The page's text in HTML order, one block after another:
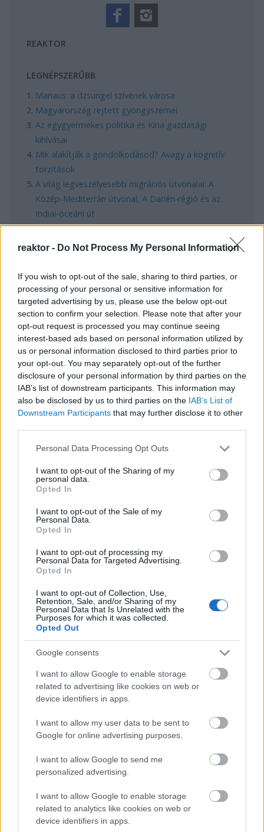
reaktor - Do Not Process My Personal Information
If you wish to opt-out of the sale, sharing to third parties, or
processing of your personal or sensitive information for
targeted advertising by us, please use the below opt-out
section to confirm your selection. Please note that after your
opt-out request is processed you may continue seeing
interest-based ads based on personal information utilized by
us or personal information disclosed to third parties prior to
your opt-out. You may separately opt-out of the further
disclosure of your personal information by third parties on the
IAB’s list of downstream participants. This information may
also be disclosed by us to third parties on the IAB’s List of
Downstream Participants that may further disclose it to other
Please note that this website/app uses one or more Google
not limited to your visit or usage behaviour. You may click to
grant or deny consent to Google and its third-party tags to
use your data for below specified purposes in below Google
consent section.
Personal Data Processing Opt Outs
I want to opt-out of the Sharing of my
personal data.
Opted In
I want to opt-out of the Sale of my
Personal Data.
Opted In
I want to opt-out of processing my
Personal Data for Targeted Advertising.
Opted In
I want to opt-out of Collection, Use,
Retention, Sale, and/or Sharing of my
Personal Data that Is Unrelated with the
Purposes for which it was collected.
Opted Out
Google consents
I want to allow Google to enable storage
related to advertising like cookies on web or
device identifiers in apps.
I want to allow my user data to be sent to
Google for online advertising purposes.
I want to allow Google to send me
personalized advertising.
I want to allow Google to enable storage
related to analytics like cookies on web or
device identifiers in apps.
REAKTOR
LEGNÉPSZERŰBB
Manaus: a dzsungel szívének városa
Magyarország rejtett gyöngyszemei
Az egygyermekes politika és Kína gazdasági
kihívásai
Mik alakítják a gondolkodásod? Avagy a kognitív
torzítások
A világ legveszélyesebb migrációs útvonalai: A
Közép-Mediterrán útvonal, A Darién-régió és az
Indiai-óceáni út
A közlekedés mérföldkövei
LEGFRISSEBB
A világ legveszélyesebb migrációs útvonalai: A Közép-
Mediterrán útvonal, A Darién-régió és az Indiai-óceáni
Manaus: a dzsungel szívének városa
Magyarország rejtett gyöngyszemei
Mik alakítják a gondolkodásod? Avagy a kognitív
torzítások